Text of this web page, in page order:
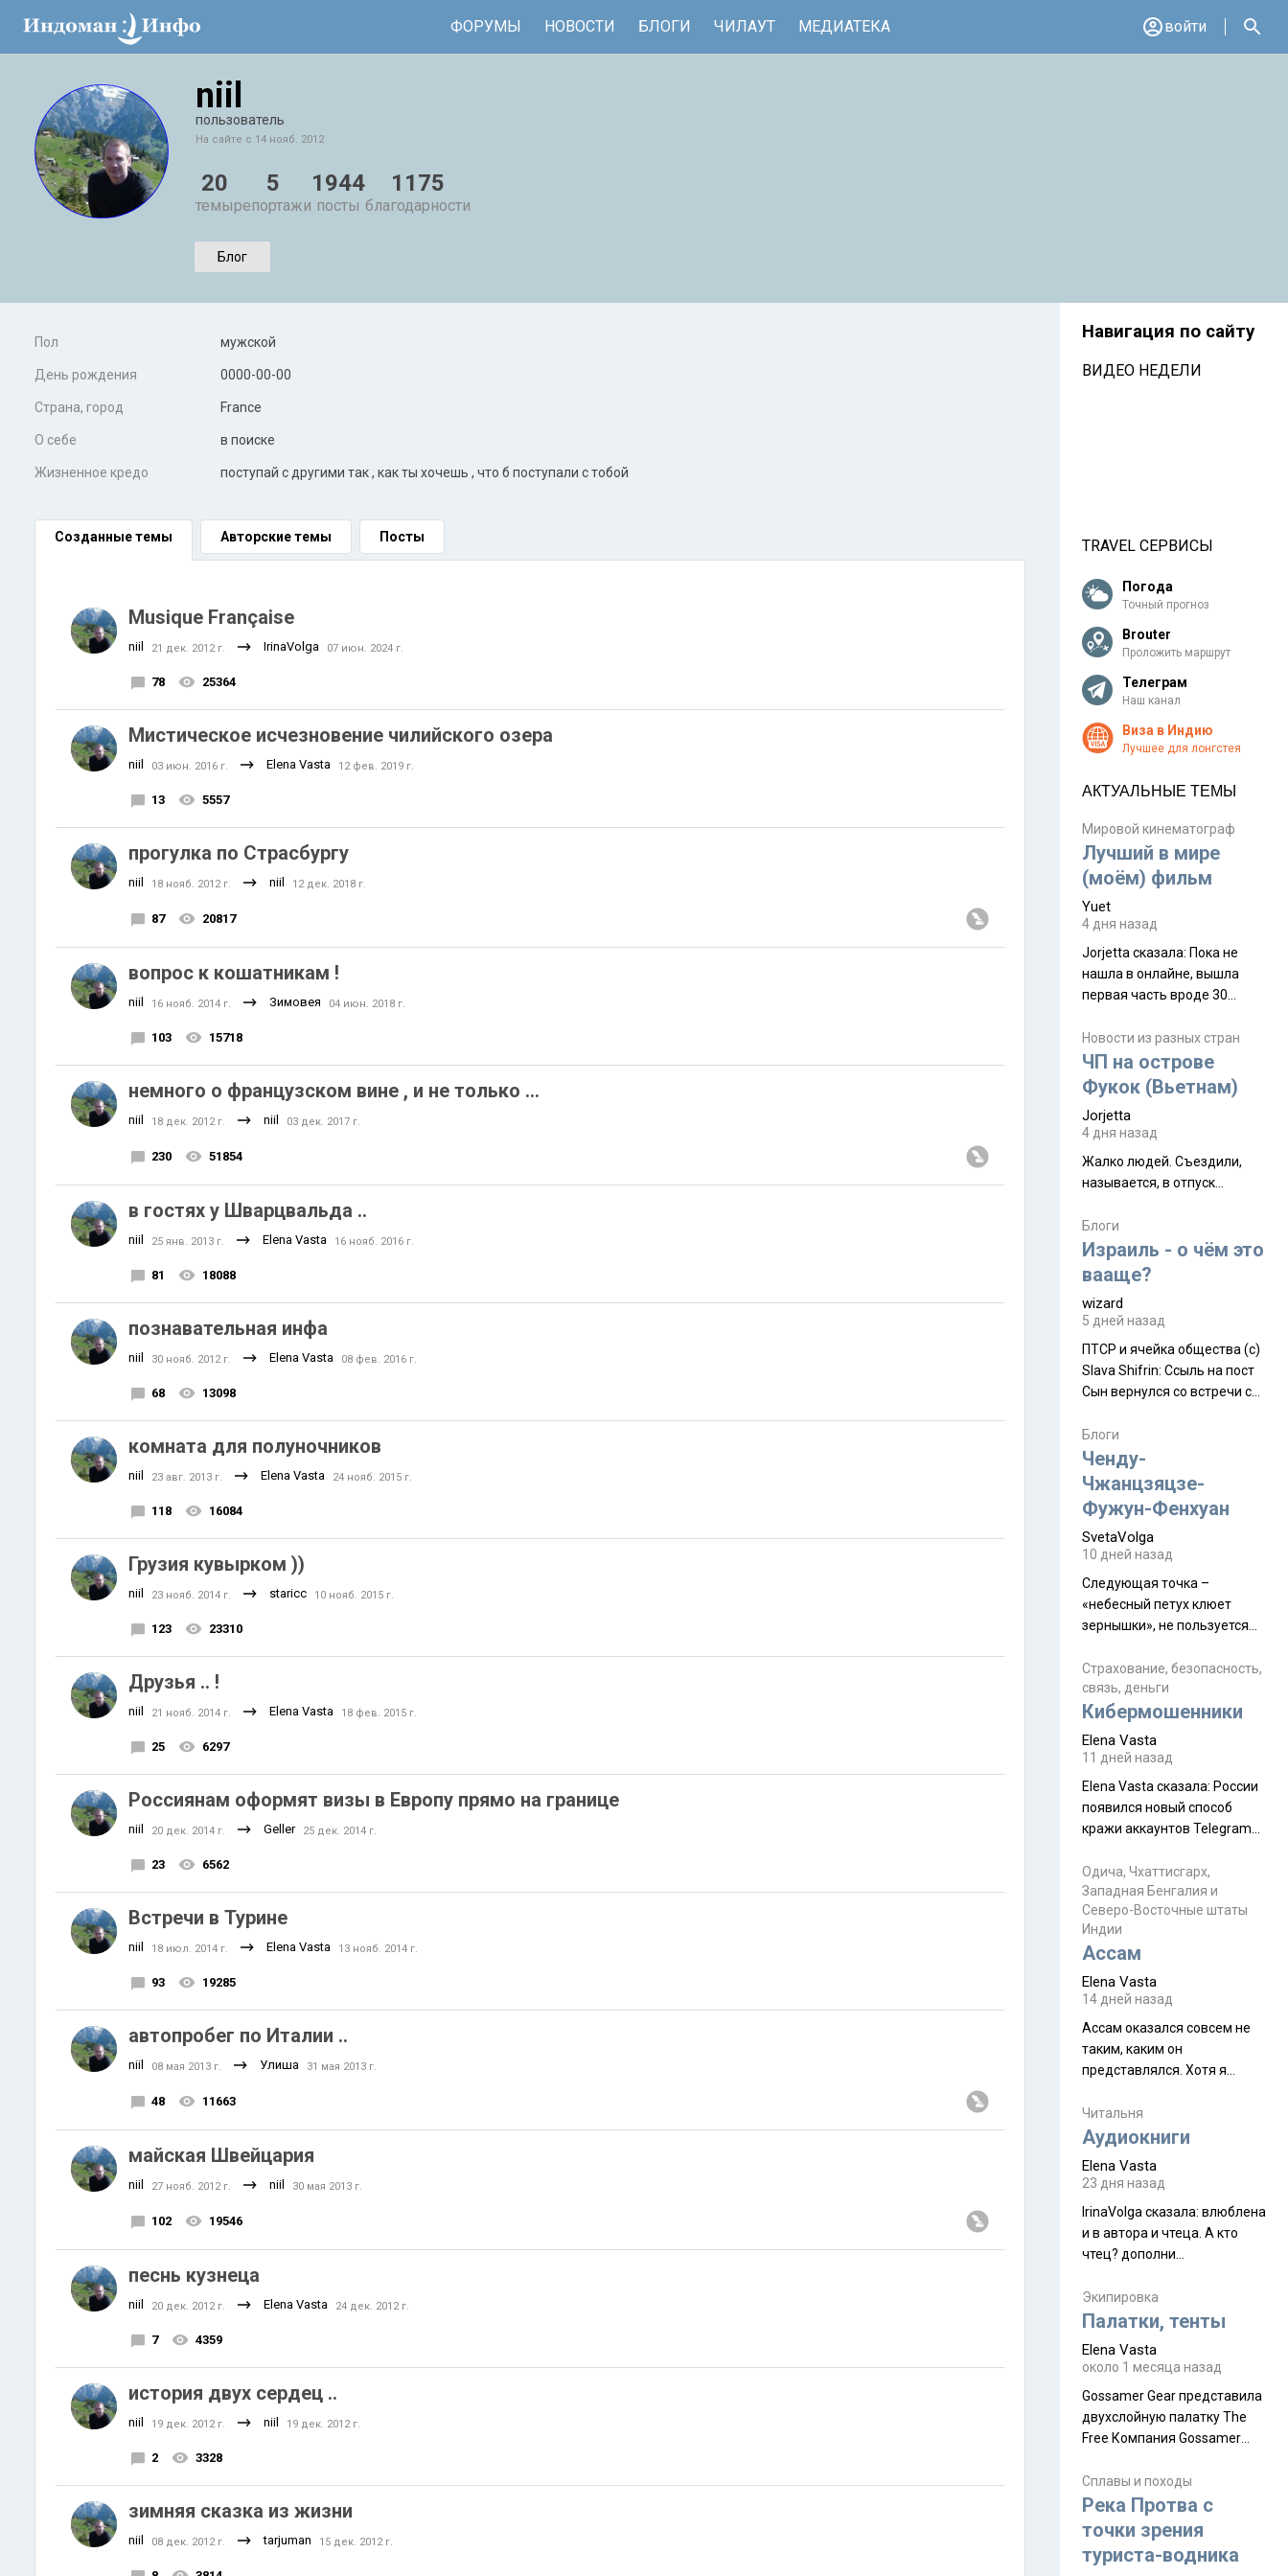
ФОРУМЫ НОВОСТИ БЛОГИ ЧИЛАУТ МЕДИАТЕКА войти
niil
пользователь
На сайте с 14 нояб. 2012
20
темы
5
репортажи
1944
посты
1175
благодарности
Блог
Пол мужской
День рождения 0000-00-00
Страна, город France
О себе в поиске
Жизненное кредо поступай с другими так , как ты хочешь , что б поступали с тобой
Созданные темы Авторские темы Посты
Musique Française
niil 21 дек. 2012 г. IrinaVolga 07 июн. 2024 г.
78 25364
Мистическое исчезновение чилийского озера
niil 03 июн. 2016 г. Elena Vasta 12 фев. 2019 г.
13 5557
прогулка по Cтрасбургу
niil 18 нояб. 2012 г. niil 12 дек. 2018 г.
87 20817
вопрос к кошатникам !
niil 16 нояб. 2014 г. Зимовея 04 июн. 2018 г.
103 15718
немного о французском вине , и не только ...
niil 18 дек. 2012 г. niil 03 дек. 2017 г.
230 51854
в гостях у Шварцвальда ..
niil 25 янв. 2013 г. Elena Vasta 16 нояб. 2016 г.
81 18088
познавательная инфа
niil 30 нояб. 2012 г. Elena Vasta 08 фев. 2016 г.
68 13098
комната для полуночников
niil 23 авг. 2013 г. Elena Vasta 24 нояб. 2015 г.
118 16084
Грузия кувырком ))
niil 23 нояб. 2014 г. staricc 10 нояб. 2015 г.
123 23310
Друзья .. !
niil 21 нояб. 2014 г. Elena Vasta 18 фев. 2015 г.
25 6297
Россиянам оформят визы в Европу прямо на границе
niil 20 дек. 2014 г. Geller 25 дек. 2014 г.
23 6562
Встречи в Турине
niil 18 июл. 2014 г. Elena Vasta 13 нояб. 2014 г.
93 19285
автопробег по Италии ..
niil 08 мая 2013 г. Улиша 31 мая 2013 г.
48 11663
майская Швейцария
niil 27 нояб. 2012 г. niil 30 мая 2013 г.
102 19546
песнь кузнеца
niil 20 дек. 2012 г. Elena Vasta 24 дек. 2012 г.
7 4359
история двух сердец ..
niil 19 дек. 2012 г. niil 19 дек. 2012 г.
2 3328
зимняя сказка из жизни
niil 08 дек. 2012 г. tarjuman 15 дек. 2012 г.
Навигация по сайту
ВИДЕО НЕДЕЛИ
TRAVEL СЕРВИСЫ
Погода
Точный прогноз
Brouter
Проложить маршрут
Телеграм
Наш канал
Виза в Индию
Лучшее для лонгстея
АКТУАЛЬНЫЕ ТЕМЫ
Мировой кинематограф
Лучший в мире
(моём) фильм
Yuet
4 дня назад
Jorjetta сказалa: Пока не
нашла в онлайне, вышла
первая часть вроде 30
Дивали 8 ноября.
Новости из разных стран
ЧП на острове
Фукок (Вьетнам)
Jorjetta
4 дня назад
Жалко людей. Съездили,
называется, в отпуск...
Блоги
Израиль - о чём это
вааще?
wizard
5 дней назад
ПТСР и ячейка общества (с)
Slava Shifrin: Ссыль на пост
Сын вернулся со встречи с
уже, как демобилизовались,
а продолжают встречаться
почти каждую неделю) и с
порога сообщил: "Эйтан
разводится!" Эйтан -
мальчик из религиозной
семьи, из тех, кого называют
"вязаные кипы". С 2022-го
Блоги
Ченду-
Чжанцзяцзе-
Фужун-Фенхуан
SvetaVolga
10 дней назад
Следующая точка –
«небесный петух клюет
зернышки», не пользуется
заслужено, и чтобы попасть
на начало тропы показали
водителю карту, иначе
Пошли туда, потому что я
отзывов. По мне – сплошная
физуха, долгий спуск, потом
подъем по этому же пути.
Пока
Страхование, безопасность,
связь, деньги
Кибермошенники
Elena Vasta
11 дней назад
Elena Vasta сказалa: России
появился новый способ
кражи аккаунтов Telegram
Прочитайте! У моих двух
знакомых вот так увели
аккаунты
Одича, Чхаттисгарх,
Западная Бенгалия и
Северо-Восточные штаты
Индии
Ассам
Elena Vasta
14 дней назад
Ассам оказался совсем не
таким, каким он
представлялся. Хотя я
краешек, но все же схватила
ауру штата, как-то он меня
природа, мягкие
такая как бы переходная
ступень между привычной
нам Индией и остальными
надеюсь увидеть.
Читальня
Аудиокниги
Elena Vasta
23 дня назад
IrinaVolga сказалa: влюблена
и в автора и чтеца. А кто
чтец? дополни
Экипировка
Палатки, тенты
Elena Vasta
около 1 месяца назад
Gossamer Gear представила
двухслойную палатку The
Free Компания Gossamer
туристическую палатку The
Free, которая стала первой
ультралегкой моделью в
ассортименте
Сплавы и походы
Река Протва с
точки зрения
туриста-водника